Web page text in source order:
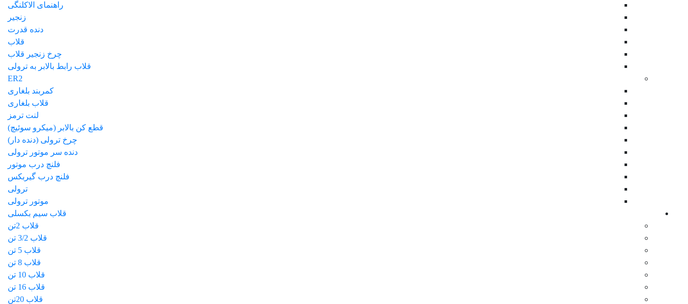
راهنمای الاکلنگی
زنجیر
دنده قدرت
قلاب
چرخ زنجیر قلاب
قلاب رابط بالابر به ترولی
ER2
کمربند بلغاری
قلاب بلغاری
لنت ترمز
قطع کن بالابر (میکرو سوئیچ)
چرخ ترولی (دنده دار)
دنده سر موتور ترولی
فلنچ درب موتور
فلنچ درب گیربکس
ترولی
موتور ترولی
قلاب سیم بکسلی
قلاب 2تن
قلاب 3/2 تن
قلاب 5 تن
قلاب 8 تن
قلاب 10 تن
قلاب 16 تن
قلاب 20تن